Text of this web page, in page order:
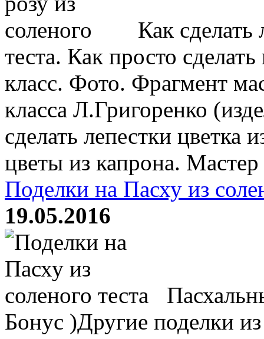
Как сделать
теста. Как просто
класс. Фото. Фрагмент
класса Л.Григоренко
сделать лепестки цветка
цветы из капрона. Мастер
Поделки на Пасху из
19.05.2016
Бонус )Другие поделки